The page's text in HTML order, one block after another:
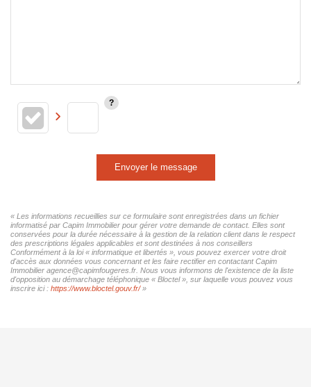
Envoyer le message
« Les informations recueillies sur ce formulaire sont enregistrées dans un fichier
informatisé par Capim Immobilier pour gérer votre demande de contact. Elles sont
conservées pour la durée nécessaire à la gestion de la relation client dans le respect
des prescriptions légales applicables et sont destinées à nos conseillers
Conformément à la loi « informatique et libertés », vous pouvez exercer votre droit
d'accès aux données vous concernant et les faire rectifier en contactant Capim
Immobilier agence@capimfougeres.fr. Nous vous informons de l'existence de la liste
d'opposition au démarchage téléphonique « Bloctel », sur laquelle vous pouvez vous
inscrire ici : https://www.bloctel.gouv.fr/»